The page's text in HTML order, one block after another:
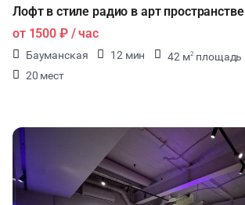
Лофт в стиле радио в арт пространстве
от 1500 ₽/ час
Бауманская 12 мин 42 м2 площадь
20 мест